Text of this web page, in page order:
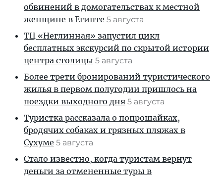
обвинений в домогательствах к местной
женщине в Египте 5 августа
ТЦ «Неглинная» запустил цикл
бесплатных экскурсий по скрытой истории
центра столицы 5 августа
Более трети бронирований туристического
жилья в первом полугодии пришлось на
поездки выходного дня 5 августа
Туристка рассказала о попрошайках,
бродячих собаках и грязных пляжах в
Сухуме 5 августа
Стало известно, когда туристам вернут
деньги за отмененные туры в